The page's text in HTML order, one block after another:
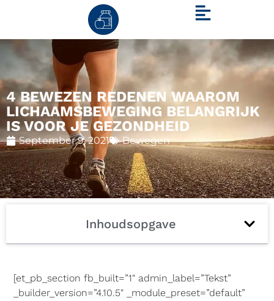
4 BEWEZEN REDENEN WAAROM
LICHAAMSBEWEGING BELANGRIJK
IS VOOR JE GEZONDHEID
September 9, 2021 Bewegen
Inhoudsopgave
[et_pb_section fb_built=”1″ admin_label=”Tekst”
_builder_version=”4.10.5″ _module_preset=”default”